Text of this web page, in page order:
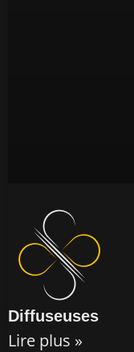
Diffuseuses
Lire plus »